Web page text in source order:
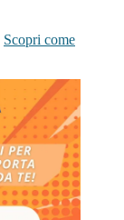
Scopri come